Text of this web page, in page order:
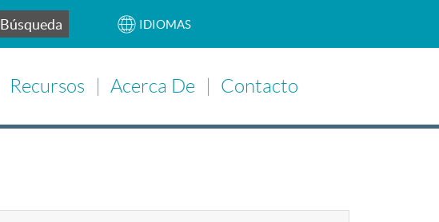
Búsqueda IDIOMAS
Main Navigation
Recursos Acerca De Contacto